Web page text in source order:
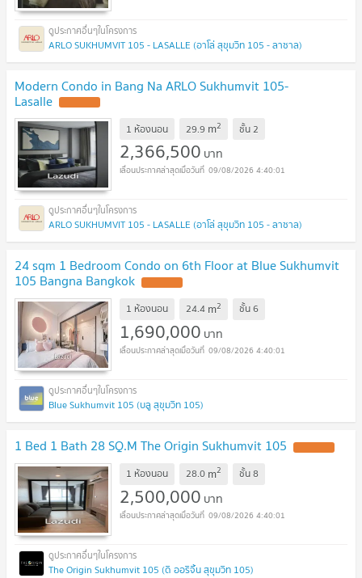
ARLO SUKHUMVIT 105 - LASALLE (อาโล่ สุขุมวิท 105 - ลาซาล)
Modern Condo in Bang Na ARLO Sukhumvit 105-
Lasalle
1 ห้องนอน 29.9 m2 ชั้น2
2,366,500 บาท
09/08/2026 4:40:01
ARLO SUKHUMVIT 105 - LASALLE (อาโล่ สุขุมวิท 105 - ลาซาล)
24 sqm 1 Bedroom Condo on 6th Floor at Blue Sukhumvit
105 Bangna Bangkok
1 ห้องนอน 24.4 m2 ชั้น6
1,690,000 บาท
09/08/2026 4:40:01
Blue Sukhumvit 105 (บลู สุขุมวิท 105)
1 Bed 1 Bath 28 SQ.M The Origin Sukhumvit 105
1 ห้องนอน 28.0 m2 ชั้น8
2,500,000 บาท
09/08/2026 4:40:01
The Origin Sukhumvit 105 (ดิ ออริจิ้น สุขุมวิท 105)